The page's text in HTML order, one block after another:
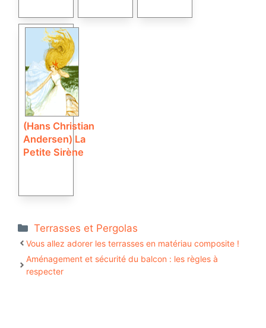
(Hans Christian
Andersen) La
Petite Sirène
Catégories
Terrasses et Pergolas
Vous allez adorer les terrasses en matériau composite !
Aménagement et sécurité du balcon : les règles à
respecter